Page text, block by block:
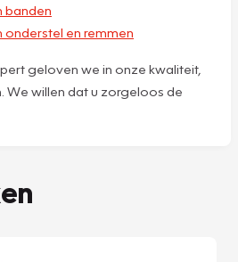
banden
en remmen
geloven we in onze kwaliteit,
We willen dat u zorgeloos de